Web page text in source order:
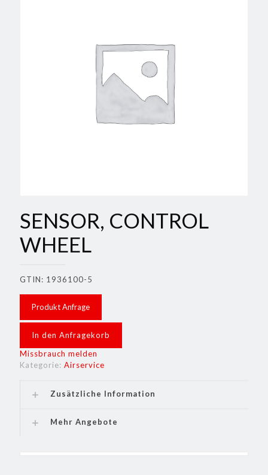
SENSOR, CONTROL
WHEEL
GTIN: 1936100-5
Produkt Anfrage
In den Anfragekorb
Missbrauch melden
Kategorie: Airservice
Zusätzliche Information
Mehr Angebote